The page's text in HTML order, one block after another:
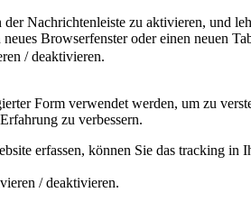
Nachrichtenleiste zu aktivieren, und
Browserfenster oder einen neuen
/ deaktivieren.
Form verwendet werden, um zu
zu verbessern.
erfassen, können Sie das tracking in
/ deaktivieren.